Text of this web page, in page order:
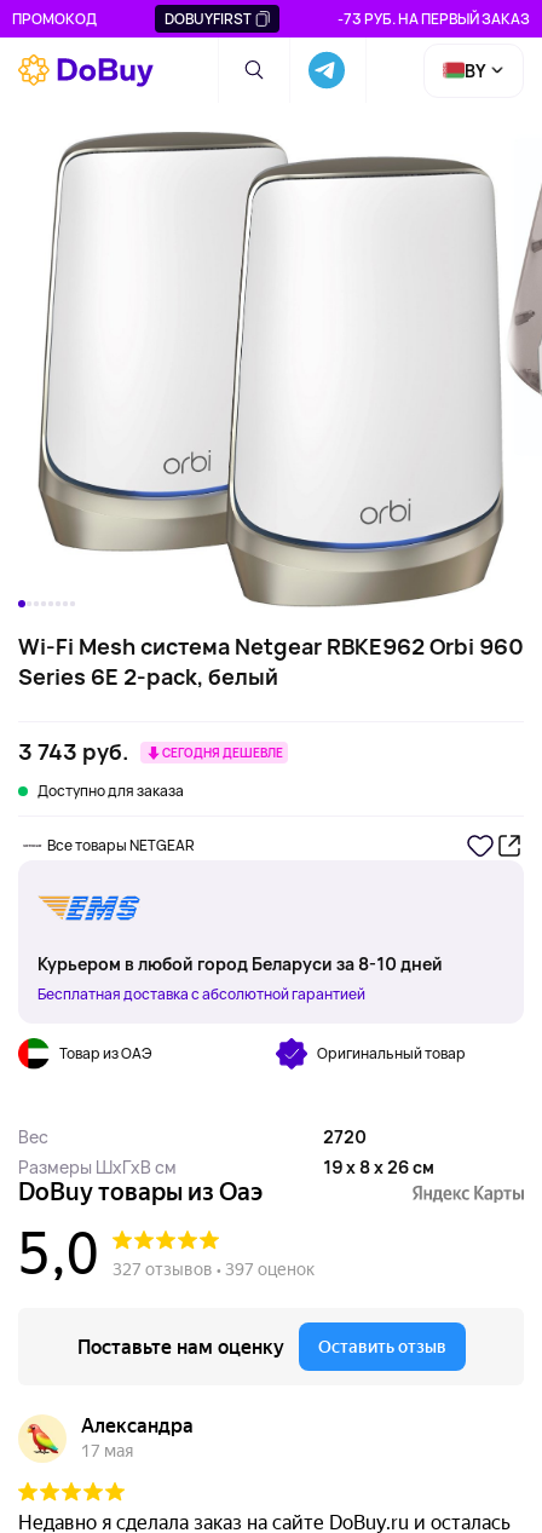
ПРОМОКОД DOBUYFIRST -73 РУБ. НА ПЕРВЫЙ ЗАКАЗ
BY
Wi-Fi Mesh система Netgear RBKE962 Orbi 960
Series 6E 2-pack, белый
3 743 руб. СЕГОДНЯ ДЕШЕВЛЕ
Доступно для заказа
Все товары NETGEAR
Курьером в любой город Беларуси за 8-10 дней
Бесплатная доставка с абсолютной гарантией
Товар из ОАЭ Оригинальный товар
Вес
2720
Размеры ШхГхВ см
19 x 8 x 26 см